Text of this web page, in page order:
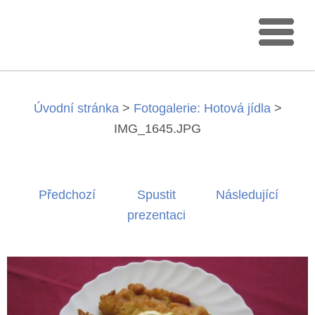
Úvodní stránka > Fotogalerie: Hotová jídla >
IMG_1645.JPG
Předchozí
Spustit
prezentaci
Následující